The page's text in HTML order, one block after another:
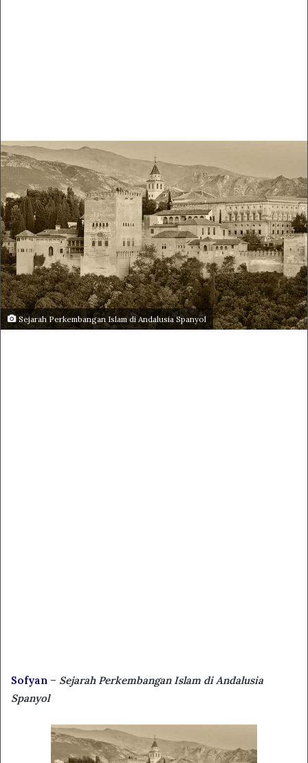
Sejarah Perkembangan Islam di Andalusia Spanyol
Sofyan – Sejarah Perkembangan Islam di Andalusia
Spanyol